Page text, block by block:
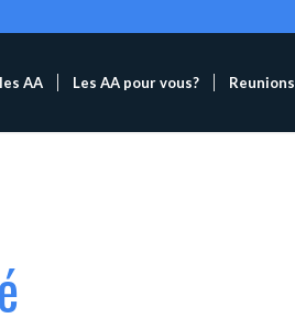
AA Les AA pour vous? Reunions